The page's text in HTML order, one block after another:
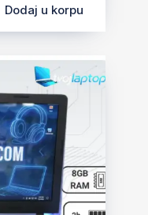
Dodaj u korpu